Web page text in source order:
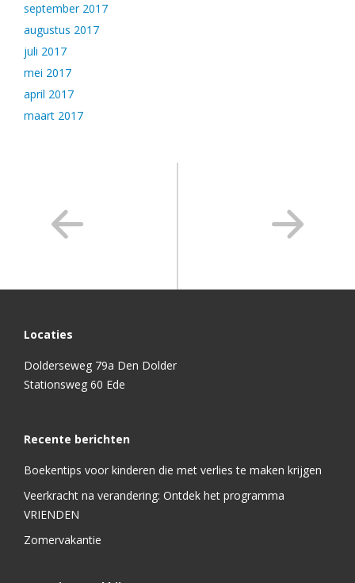
september 2017
augustus 2017
juli 2017
mei 2017
april 2017
maart 2017
Locaties
Dolderseweg 79a Den Dolder
Stationsweg 60 Ede
Recente berichten
Boekentips voor kinderen die met verlies te maken krijgen
Veerkracht na verandering: Ontdek het programma
VRIENDEN
Zomervakantie